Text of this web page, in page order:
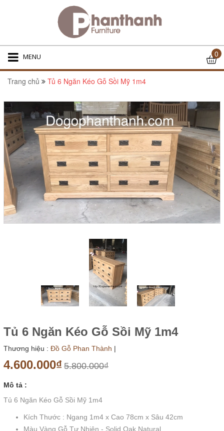
MENU 0
Trang chủ Tủ 6 Ngăn Kéo Gỗ Sồi Mỹ 1m4
Tủ 6 Ngăn Kéo Gỗ Sồi Mỹ 1m4
Thương hiệu : Đồ Gỗ Phan Thành |
4.600.000₫ 5.800.000₫
Mô tả :
Tủ 6 Ngăn Kéo Gỗ Sồi Mỹ 1m4
Kích Thước : Ngang 1m4 x Cao 78cm x Sâu 42cm
Màu Vàng Gỗ Tự Nhiên - Solid Oak Natural